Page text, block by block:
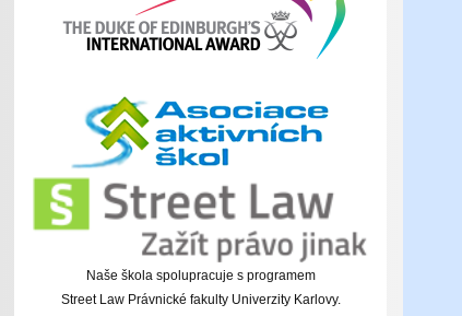
Naše škola spolupracuje s programem
Street Law Právnické fakulty Univerzity Karlovy.